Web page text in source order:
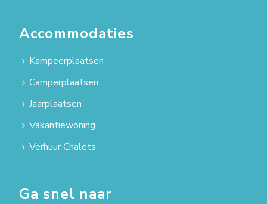
Accommodaties
Kampeerplaatsen
Camperplaatsen
Jaarplaatsen
Vakantiewoning
Verhuur Chalets
Ga snel naar